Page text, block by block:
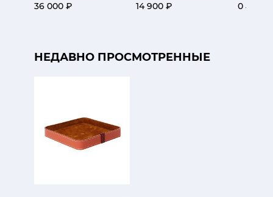
36 000 ₽ 14 900 ₽ 0 ₽
НЕДАВНО ПРОСМОТРЕННЫЕ